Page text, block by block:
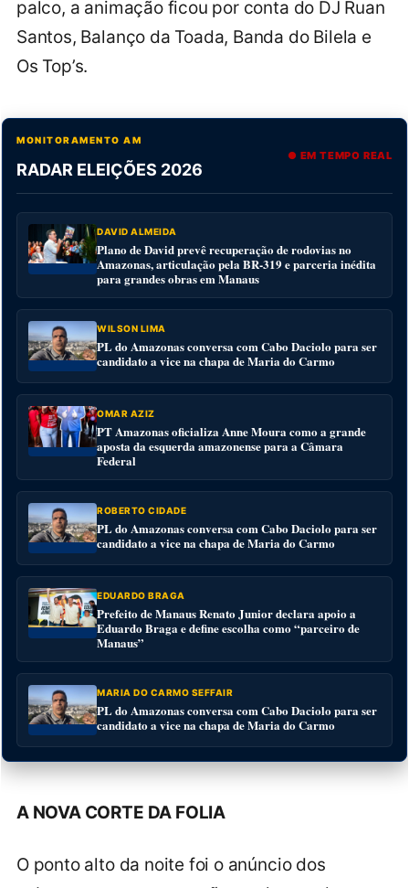
palco, a animação ficou por conta do DJ Ruan
Santos, Balanço da Toada, Banda do Bilela e
Os Top’s.
MONITORAMENTO AM
RADAR ELEIÇÕES 2026
● EM TEMPO REAL
DAVID ALMEIDA
Plano de David prevê recuperação de rodovias no
Amazonas, articulação pela BR-319 e parceria inédita
para grandes obras em Manaus
WILSON LIMA
PL do Amazonas conversa com Cabo Daciolo para ser
candidato a vice na chapa de Maria do Carmo
OMAR AZIZ
PT Amazonas oficializa Anne Moura como a grande
aposta da esquerda amazonense para a Câmara
Federal
ROBERTO CIDADE
PL do Amazonas conversa com Cabo Daciolo para ser
candidato a vice na chapa de Maria do Carmo
EDUARDO BRAGA
Prefeito de Manaus Renato Junior declara apoio a
Eduardo Braga e define escolha como “parceiro de
Manaus”
MARIA DO CARMO SEFFAIR
PL do Amazonas conversa com Cabo Daciolo para ser
candidato a vice na chapa de Maria do Carmo
A NOVA CORTE DA FOLIA
O ponto alto da noite foi o anúncio dos